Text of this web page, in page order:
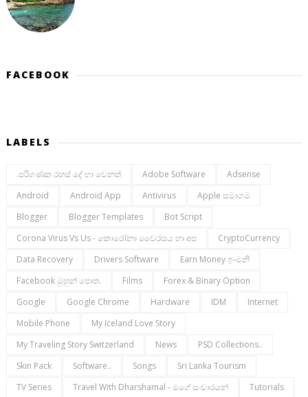
FACEBOOK
LABELS
.පරිගණක රහස් දේ හා වෙනත් Adobe Software
Adsense
Android
Android App Antivirus
Apple සමාගම
Blogger
Blogger Templates
Bot Script
Corona Virus Vs Us - කොරෝනා වෛරසය හා අප
CryptoCurrency
Data Recovery
Drivers Software
Earn Money ඉ-මනි
Facebook මුහුන් පොත.
Films
Forex & Binary Option
Google
Google Chrome Hardware IDM
Internet
Mobile Phone
My Iceland Love Story
My Traveling Story Switzerland
News
PSD Collections..
Skin Pack
Software.. Songs
Sri Lanka Tourism
TV Series
Travel With Dharshamal - මගේ සංචාරයන්
Tutorials